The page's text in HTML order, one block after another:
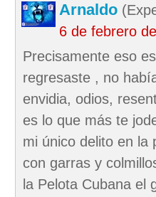
Arnaldo
6 de febrero
Precisamente eso
regresaste , no
envidia, odios,
es lo que más te
mi único delito en la
con garras y
la Pelota Cubana el